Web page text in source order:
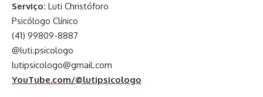
Serviço: Luti Christóforo
Psicólogo Clínico
(41) 99809-8887
@luti.psicologo
lutipsicologo@gmail.com
YouTube.com/@lutipsicologo